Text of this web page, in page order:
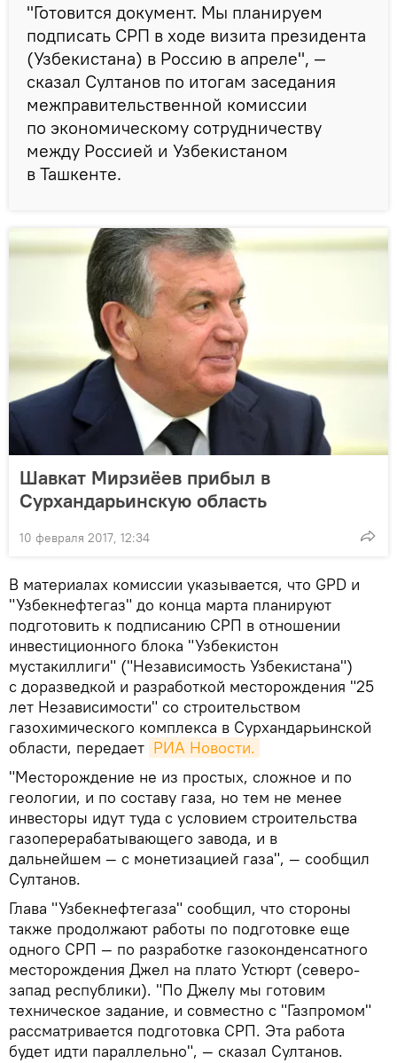
"Готовится документ. Мы планируем
подписать СРП в ходе визита президента
(Узбекистана) в Россию в апреле", —
сказал Султанов по итогам заседания
межправительственной комиссии
по экономическому сотрудничеству
между Россией и Узбекистаном
в Ташкенте.
Шавкат Мирзиёев прибыл в
Сурхандарьинскую область
10 февраля 2017, 12:34
В материалах комиссии указывается, что GPD и
"Узбекнефтегаз" до конца марта планируют
подготовить к подписанию СРП в отношении
инвестиционного блока "Узбекистон
мустакиллиги" ("Независимость Узбекистана")
с доразведкой и разработкой месторождения "25
лет Независимости" со строительством
газохимического комплекса в Сурхандарьинской
области, передает РИА Новости.
"Месторождение не из простых, сложное и по
геологии, и по составу газа, но тем не менее
инвесторы идут туда с условием строительства
газоперерабатывающего завода, и в
дальнейшем — с монетизацией газа", — сообщил
Султанов.
Глава "Узбекнефтегаза" сообщил, что стороны
также продолжают работы по подготовке еще
одного СРП — по разработке газоконденсатного
месторождения Джел на плато Устюрт (северо-
запад республики). "По Джелу мы готовим
техническое задание, и совместно с "Газпромом"
рассматривается подготовка СРП. Эта работа
будет идти параллельно", — сказал Султанов.